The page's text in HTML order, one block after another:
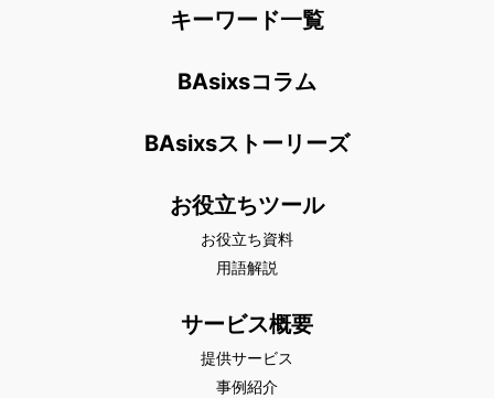
キーワード一覧
BAsixsコラム
BAsixsストーリーズ
お役立ちツール
お役立ち資料
用語解説
サービス概要
提供サービス
事例紹介